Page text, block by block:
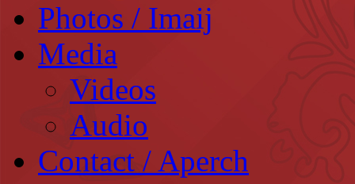
Photos / Imaij
Media
Videos
Audio
Contact / Aperch